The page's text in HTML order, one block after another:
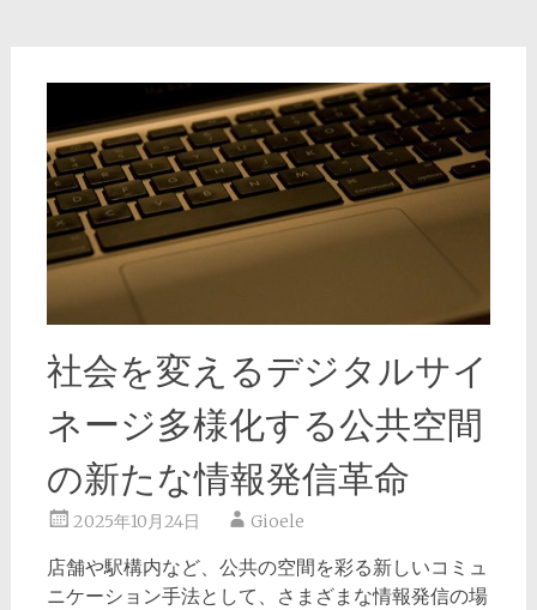
社会を変えるデジタルサイ
ネージ多様化する公共空間
の新たな情報発信革命
2025年10月24日 Gioele
店舗や駅構内など、公共の空間を彩る新しいコミュ
ニケーション手法として、さまざまな情報発信の場